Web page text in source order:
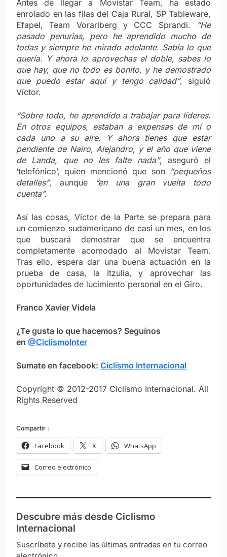
Antes de llegar a Movistar Team, ha estado
enrolado en las filas del Caja Rural, SP Tableware,
Efapel, Team Vorarlberg y CCC Sprandi.
“He
pasado penurias, pero he aprendido mucho de
todas y siempre he mirado adelante. Sabía lo que
quería. Y ahora lo aprovechas el doble, sabes lo
que hay, que no todo es bonito, y he demostrado
que puedo estar aquí y tengo calidad”, siguió
Víctor.
“Sobre todo, he aprendido a trabajar para líderes.
En otros equipos, estaban a expensas de mí o
cada uno a su aire. Y ahora tienes que estar
pendiente de Nairo, Alejandro, y el año que viene
de Landa, que no les falte nada”, aseguró el
‘telefónico’, quien mencionó que son“pequeños
detalles”, aunque“en una gran vuelta todo
cuenta”.
Así las cosas, Víctor de la Parte se prepara para
un comienzo sudamericano de casi un mes, en los
que buscará demostrar que se encuentra
completamente acomodado al Movistar Team.
Tras ello, espera dar una buena actuación en la
prueba de casa, la Itzulia, y aprovechar las
oportunidades de lucimiento personal en el Giro.
Franco Xavier Videla
¿Te gusta lo que hacemos? Seguínos
en @CiclismoInter
Sumate en facebook: Ciclismo Internacional
Copyright © 2012-2017 Ciclismo Internacional. All
Rights Reserved
Compartir :
Facebook X WhatsApp
Correo electrónico
Descubre más desde Ciclismo
Internacional
Suscríbete y recibe las últimas entradas en tu correo